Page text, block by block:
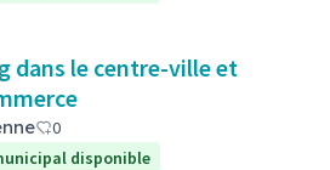
dans le centre-ville et
0
disponible